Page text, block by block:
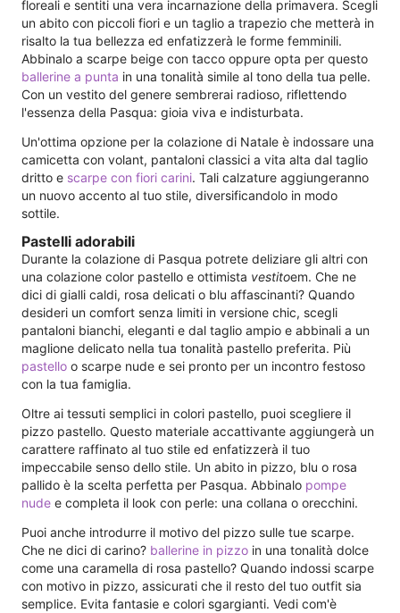
floreali e sentiti una vera incarnazione della primavera. Scegli
un abito con piccoli fiori e un taglio a trapezio che metterà in
risalto la tua bellezza ed enfatizzerà le forme femminili.
Abbinalo a scarpe beige con tacco oppure opta per questo
ballerine a punta in una tonalità simile al tono della tua pelle.
Con un vestito del genere sembrerai radioso, riflettendo
l'essenza della Pasqua: gioia viva e indisturbata.
Un'ottima opzione per la colazione di Natale è indossare una
camicetta con volant, pantaloni classici a vita alta dal taglio
dritto e scarpe con fiori carini. Tali calzature aggiungeranno
un nuovo accento al tuo stile, diversificandolo in modo
sottile.
Pastelli adorabili
Durante la colazione di Pasqua potrete deliziare gli altri con
una colazione color pastello e ottimista vestitoem. Che ne
dici di gialli caldi, rosa delicati o blu affascinanti? Quando
desideri un comfort senza limiti in versione chic, scegli
pantaloni bianchi, eleganti e dal taglio ampio e abbinali a un
maglione delicato nella tua tonalità pastello preferita. Più
pastello o scarpe nude e sei pronto per un incontro festoso
con la tua famiglia.
Oltre ai tessuti semplici in colori pastello, puoi scegliere il
pizzo pastello. Questo materiale accattivante aggiungerà un
carattere raffinato al tuo stile ed enfatizzerà il tuo
impeccabile senso dello stile. Un abito in pizzo, blu o rosa
pallido è la scelta perfetta per Pasqua. Abbinalo pompe
nude e completa il look con perle: una collana o orecchini.
Puoi anche introdurre il motivo del pizzo sulle tue scarpe.
Che ne dici di carino? ballerine in pizzo in una tonalità dolce
come una caramella di rosa pastello? Quando indossi scarpe
con motivo in pizzo, assicurati che il resto del tuo outfit sia
semplice. Evita fantasie e colori sgargianti. Vedi com'è